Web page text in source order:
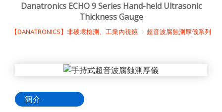
Danatronics ECHO 9 Series Hand-held Ultrasonic
Thickness Gauge
【DANATRONICS】非破壞檢測、工業內視鏡 超音波腐蝕測厚儀系列
簡介